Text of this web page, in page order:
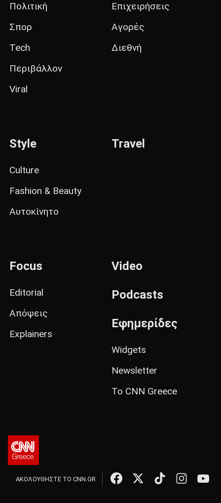
Πολιτική
Σπορ
Tech
Περιβάλλον
Viral
Επιχειρήσεις
Αγορές
Διεθνή
Style
Culture
Fashion & Beauty
Αυτοκίνητο
Travel
Focus
Editorial
Απόψεις
Explainers
Video
Podcasts
Εφημερίδες
Widgets
Newsletter
Το CNN Greece
ΑΚΟΛΟΥΘΗΣΤΕ ΤΟ CNN.GR